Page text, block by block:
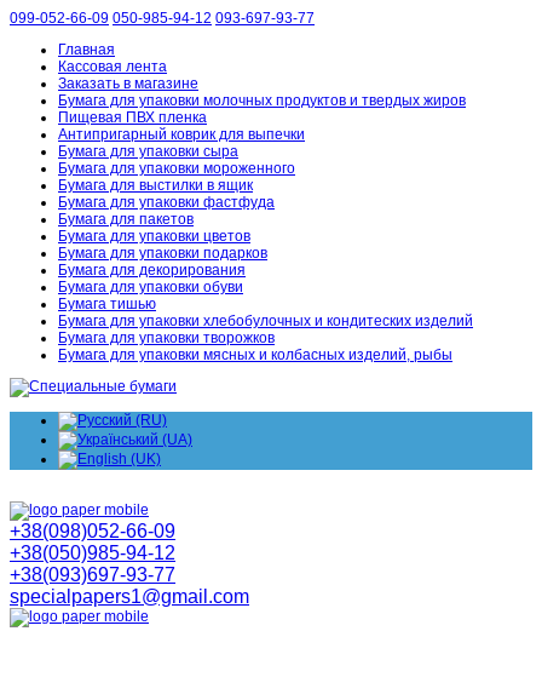
099-052-66-09 050-985-94-12 093-697-93-77
Главная
Кассовая лента
Заказать в магазине
Бумага для упаковки молочных продуктов и твердых жиров
Пищевая ПВХ пленка
Антипригарный коврик для выпечки
Бумага для упаковки сыра
Бумага для упаковки мороженного
Бумага для выстилки в ящик
Бумага для упаковки фастфуда
Бумага для пакетов
Бумага для упаковки цветов
Бумага для упаковки подарков
Бумага для декорирования
Бумага для упаковки обуви
Бумага тишью
Бумага для упаковки хлебобулочных и кондитеских изделий
Бумага для упаковки творожков
Бумага для упаковки мясных и колбасных изделий, рыбы
+38(098)052-66-09
+38(050)985-94-12
+38(093)697-93-77
specialpapers1@gmail.com